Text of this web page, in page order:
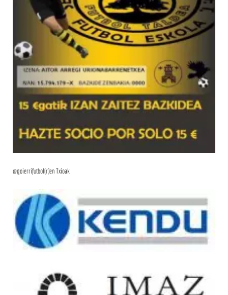
@goierrifutbol(r)en Txioak